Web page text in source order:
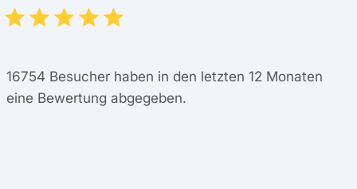
16754 Besucher haben in den letzten 12 Monaten
eine Bewertung abgegeben.